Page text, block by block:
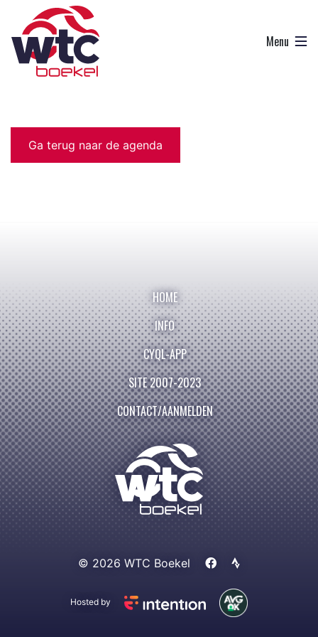
Ga terug naar de agenda
HOME
INFO
CYQL-APP
SITE 2007-2023
CONTACT/AANMELDEN
© 2026 WTC Boekel
Hosted by